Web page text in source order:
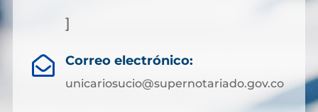
]
 Correo electrónico:
unicariosucio@supernotariado.gov.co